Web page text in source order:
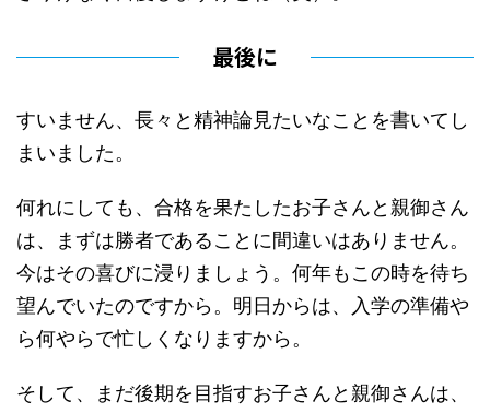
最後に
すいません、長々と精神論見たいなことを書いてし
まいました。
何れにしても、合格を果たしたお子さんと親御さん
は、まずは勝者であることに間違いはありません。
今はその喜びに浸りましょう。何年もこの時を待ち
望んでいたのですから。明日からは、入学の準備や
ら何やらで忙しくなりますから。
そして、まだ後期を目指すお子さんと親御さんは、